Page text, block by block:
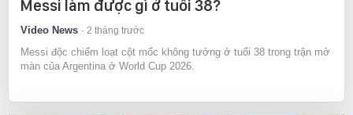
Messi làm được gì ở tuổi 38?
Video News 2 tháng trước
Messi độc chiếm loạt cột mốc không tưởng ở tuổi 38 trong trận mở
màn của Argentina ở World Cup 2026.